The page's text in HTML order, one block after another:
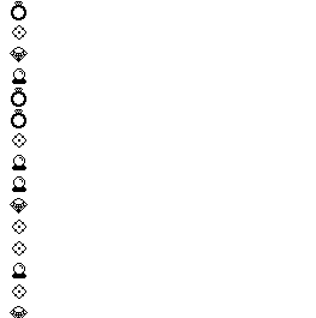
💍
💠
💎
🔮
💍
💍
💠
🔮
🔮
💎
💠
💠
🔮
💠